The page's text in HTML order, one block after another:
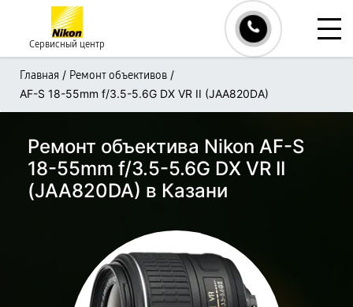
Сервисный центр
Главная / Ремонт объективов /
AF-S 18-55mm f/3.5-5.6G DX VR II (JAA820DA)
Ремонт объектива Nikon AF-S
18-55mm f/3.5-5.6G DX VR II
(JAA820DA) в Казани